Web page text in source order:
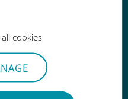
cookies
나 사용 가능